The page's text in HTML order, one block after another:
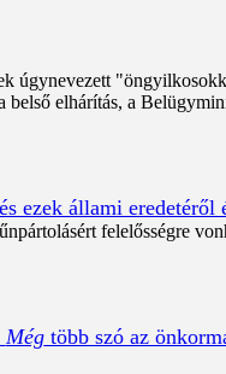
úgynevezett
elhárítás, a
ezek állami eredetéről
felelősségre
Mégtöbb szó az